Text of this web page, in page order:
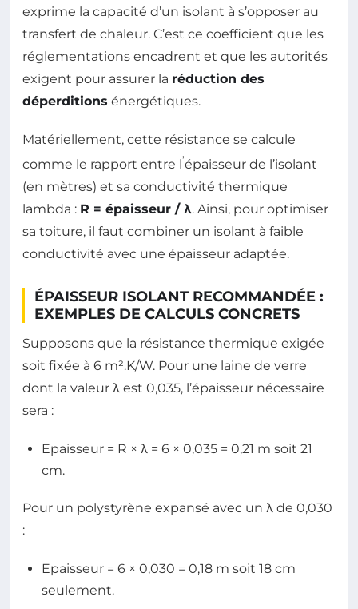
exprime la capacité d’un isolant à s’opposer au
transfert de chaleur. C’est ce coefficient que les
réglementations encadrent et que les autorités
exigent pour assurer la réduction des
déperditions énergétiques.
Matériellement, cette résistance se calcule
comme le rapport entre l’épaisseur de l’isolant
(en mètres) et sa conductivité thermique
lambda : R = épaisseur / λ. Ainsi, pour optimiser
sa toiture, il faut combiner un isolant à faible
conductivité avec une épaisseur adaptée.
ÉPAISSEUR ISOLANT RECOMMANDÉE :
EXEMPLES DE CALCULS CONCRETS
Supposons que la résistance thermique exigée
soit fixée à 6 m².K/W. Pour une laine de verre
dont la valeur λ est 0,035, l’épaisseur nécessaire
sera :
Epaisseur = R × λ = 6 × 0,035 = 0,21 m soit 21
cm.
Pour un polystyrène expansé avec un λ de 0,030
:
Epaisseur = 6 × 0,030 = 0,18 m soit 18 cm
seulement.